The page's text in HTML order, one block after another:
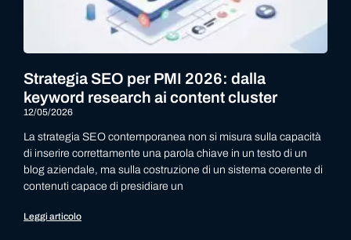
Strategia SEO per PMI 2026: dalla
keyword research ai content cluster
12/05/2026
La strategia SEO contemporanea non si misura sulla capacità
di inserire correttamente una parola chiave in un testo di un
blog aziendale, ma sulla costruzione di un sistema coerente di
contenuti capace di presidiare un
Leggi articolo